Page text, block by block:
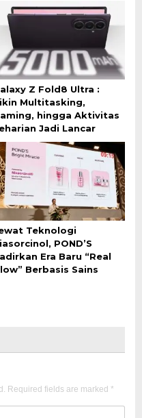
Z Fold8 Ultra :
Multitasking,
hingga Aktivitas
Jadi Lancar
Teknologi
POND’S
Era Baru “Real
Berbasis Sains
Required fields are marked *